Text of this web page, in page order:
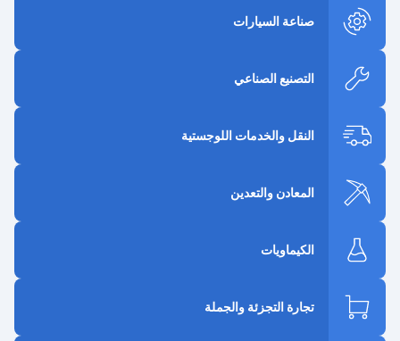
صناعة السيارات
التصنيع الصناعي
النقل والخدمات اللوجستية
المعادن والتعدين
الكيماويات
تجارة التجزئة والجملة